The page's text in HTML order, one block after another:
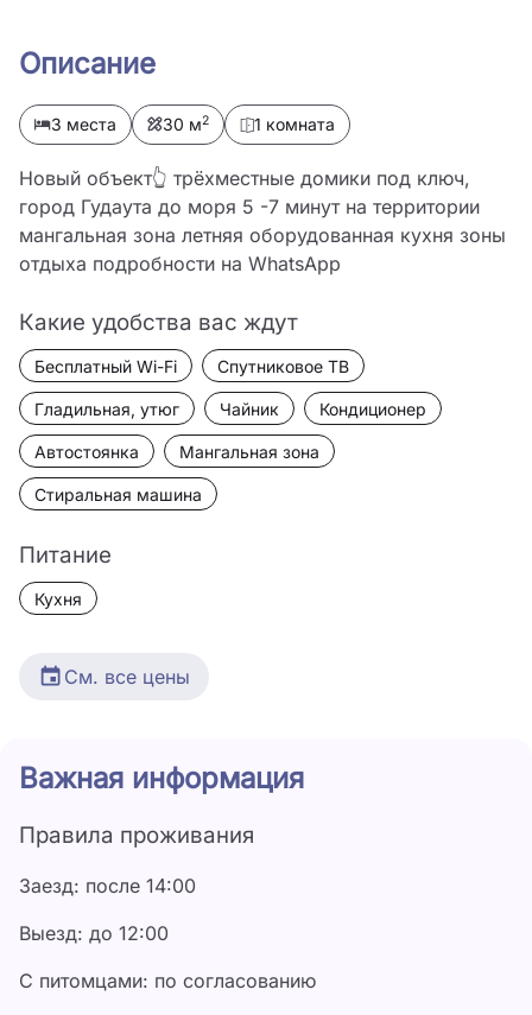
Описание
3 места 30 м2 1 комната
Новый объект👆 трёхместные домики под ключ,
город Гудаута до моря 5 -7 минут на территории
мангальная зона летняя оборудованная кухня зоны
отдыха подробности на WhatsApp
Какие удобства вас ждут
Бесплатный Wi-Fi Спутниковое ТВ
Гладильная, утюг Чайник Кондиционер
Автостоянка Мангальная зона
Стиральная машина
Питание
Кухня
См. все цены
1 июня - 30 июня
1 июля - 31 июля
1 августа - 31 августа
Важная информация
Правила проживания
Заезд: после 14:00
Выезд: до 12:00
С питомцами: по согласованию